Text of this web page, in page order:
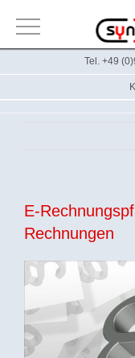
Inhalt
springen
Tel. +49
E-
Rechnungen